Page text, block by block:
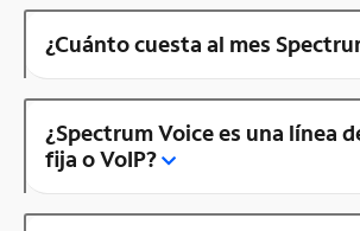
¿Cuánto cuesta al mes
¿Spectrum Voice es una línea
fija o VoIP?